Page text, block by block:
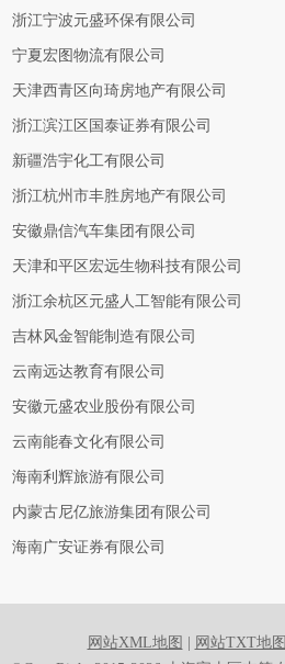
浙江宁波元盛环保有限公司
宁夏宏图物流有限公司
天津西青区向琦房地产有限公司
浙江滨江区国泰证券有限公司
新疆浩宇化工有限公司
浙江杭州市丰胜房地产有限公司
安徽鼎信汽车集团有限公司
天津和平区宏远生物科技有限公司
浙江余杭区元盛人工智能有限公司
吉林风金智能制造有限公司
云南远达教育有限公司
安徽元盛农业股份有限公司
云南能春文化有限公司
海南利辉旅游有限公司
内蒙古尼亿旅游集团有限公司
海南广安证券有限公司
网站XML地图 网站TXT地图